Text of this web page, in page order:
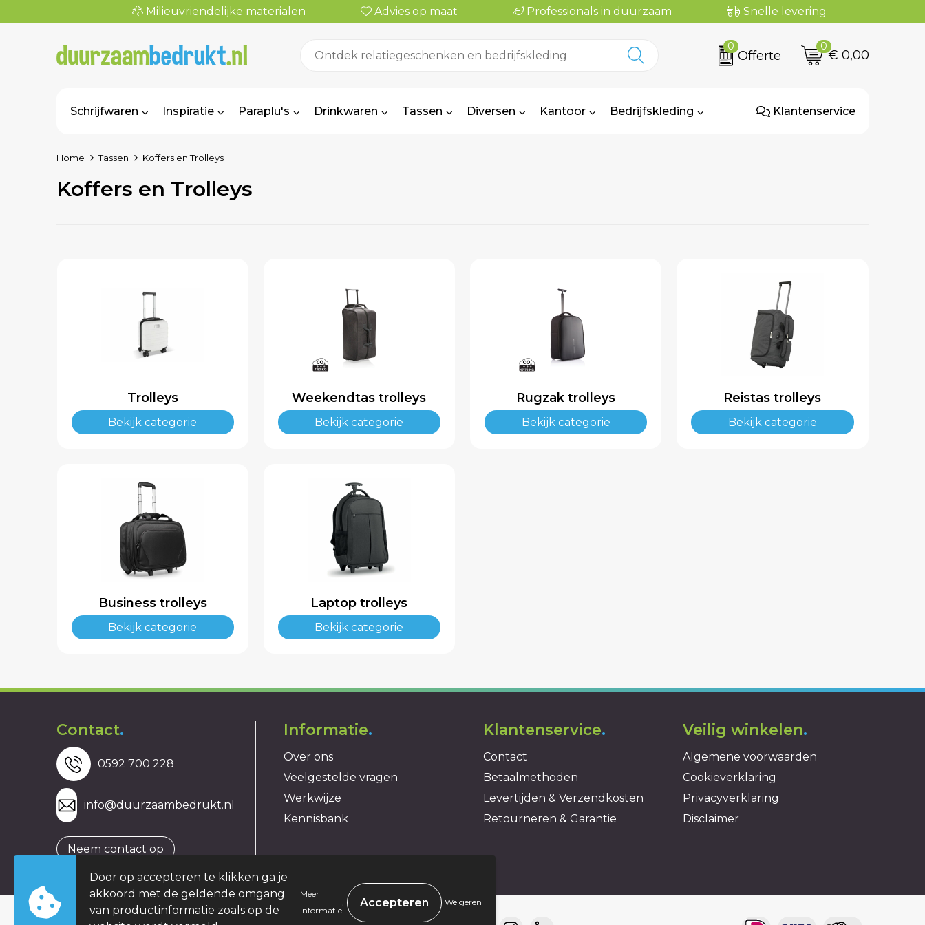
Milieuvriendelijke materialen Advies op maat Professionals in duurzaam Snelle levering
0
Offerte
0
€ 0,00
Schrijfwaren Inspiratie Paraplu's Drinkwaren Tassen Diversen Kantoor Bedrijfskleding Klantenservice
Home Tassen Koffers en Trolleys
Koffers en Trolleys
Trolleys
Bekijk categorie
Weekendtas trolleys
Bekijk categorie
Rugzak trolleys
Bekijk categorie
Reistas trolleys
Bekijk categorie
Business trolleys
Bekijk categorie
Laptop trolleys
Bekijk categorie
Contact.
0592 700 228
info@duurzaambedrukt.nl
Neem contact op
Informatie.
Over ons
Veelgestelde vragen
Werkwijze
Kennisbank
Klantenservice.
Contact
Betaalmethoden
Levertijden & Verzendkosten
Retourneren & Garantie
Veilig winkelen.
Algemene voorwaarden
Cookieverklaring
Privacyverklaring
Disclaimer
Door op accepteren te klikken ga je
akkoord met de geldende omgang
van productinformatie zoals op de
Meer
informatie
. Weigeren